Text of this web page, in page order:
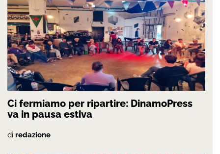
Ci fermiamo per ripartire: DinamoPress
va in pausa estiva
di redazione